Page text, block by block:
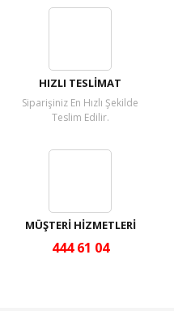
HIZLI TESLİMAT
Siparişiniz En Hızlı Şekilde
Teslim Edilir.
MÜŞTERİ HİZMETLERİ
444 61 04